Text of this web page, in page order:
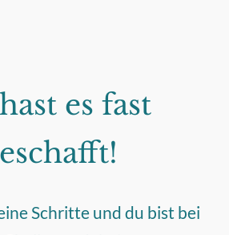
es fast
Schritte und du bist bei